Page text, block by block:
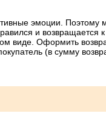
эмоции. Поэтому
и возвращается
виде. Оформить
(в сумму